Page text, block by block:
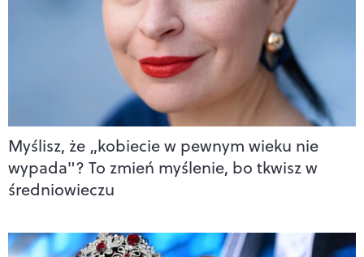
Myślisz, że „kobiecie w pewnym wieku nie
wypada"? To zmień myślenie, bo tkwisz w
średniowieczu